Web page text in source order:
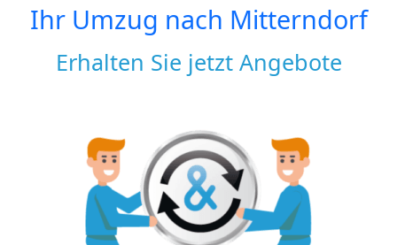
Ihr Umzug nach Mitterndorf
Erhalten Sie jetzt Angebote